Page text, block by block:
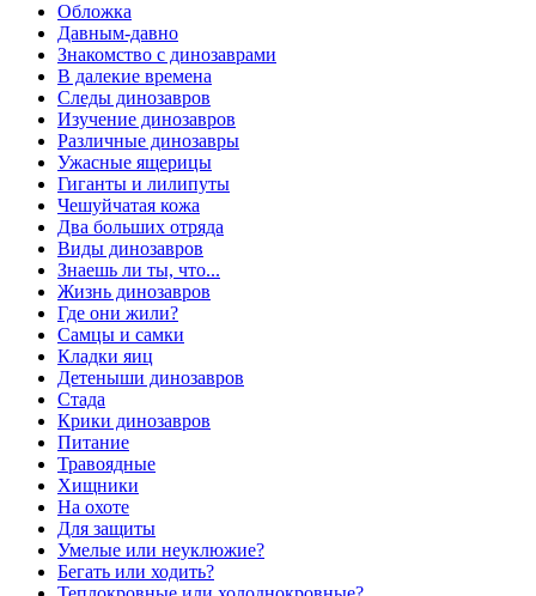
Обложка
Давным-давно
Знакомство с динозаврами
В далекие времена
Следы динозавров
Изучение динозавров
Различные динозавры
Ужасные ящерицы
Гиганты и лилипуты
Чешуйчатая кожа
Два больших отряда
Виды динозавров
Знаешь ли ты, что...
Жизнь динозавров
Где они жили?
Самцы и самки
Кладки яиц
Детеныши динозавров
Стада
Крики динозавров
Питание
Травоядные
Хищники
На охоте
Для защиты
Умелые или неуклюжие?
Бегать или ходить?